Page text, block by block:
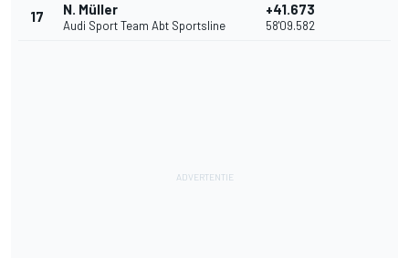
17 N. Müller
Audi Sport Team Abt Sportsline
+41.673
58'09.582